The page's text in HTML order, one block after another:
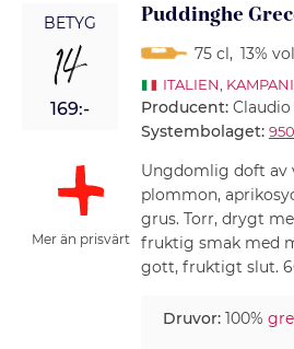
BETYG
14
169:-
Mer än prisvärt
Puddinghe
75 cl , 13%
ITALIEN,
Producent:
Systembolaget:
Ungdomlig doft av
plommon,
grus. Torr, drygt
fruktig smak med
gott, fruktigt slut.
Druvor:100%